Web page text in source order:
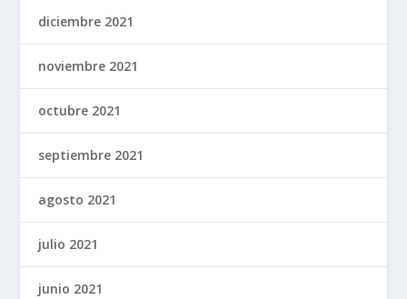
diciembre 2021
noviembre 2021
octubre 2021
septiembre 2021
agosto 2021
julio 2021
junio 2021